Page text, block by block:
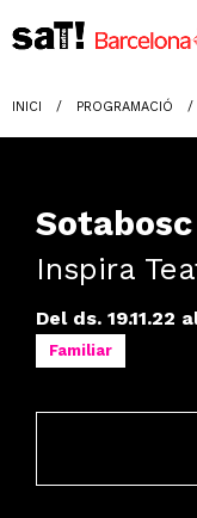
INICI PROGRAMACIÓ
Sotabosc
Inspira
Del ds. 19.11.22
Familiar